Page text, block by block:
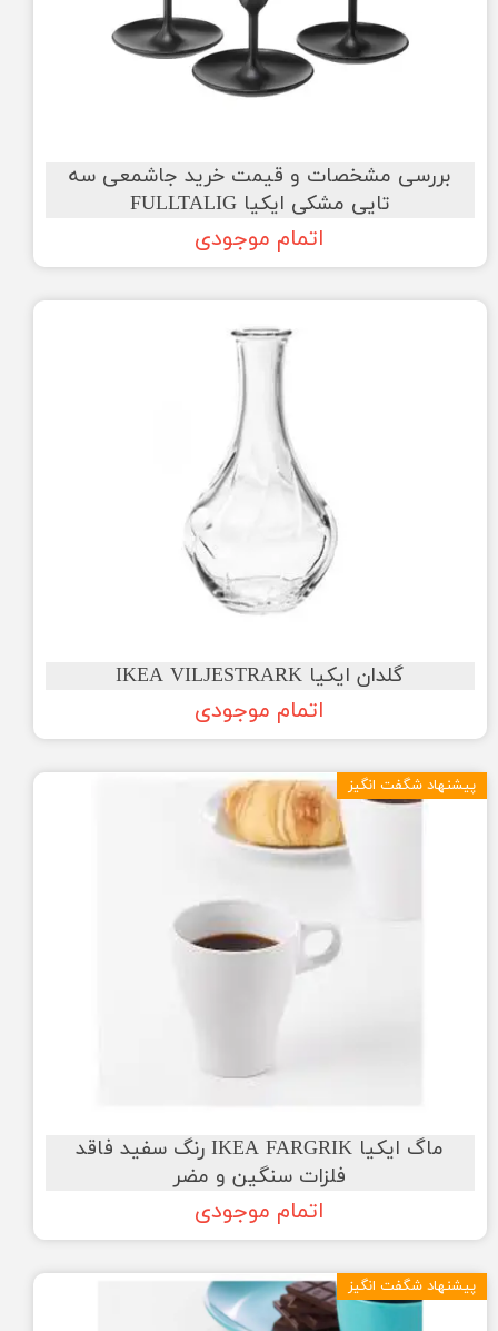
بررسی مشخصات و قیمت خرید جاشمعی سه
تایی مشکی ایکیا FULLTALIG
اتمام موجودی
گلدان ایکیا IKEA VILJESTRARK
اتمام موجودی
ماگ ایکیا IKEA FARGRIK رنگ سفید فاقد
فلزات سنگین و مضر
اتمام موجودی
پیشنهاد شگفت انگیز
پیشنهاد شگفت انگیز